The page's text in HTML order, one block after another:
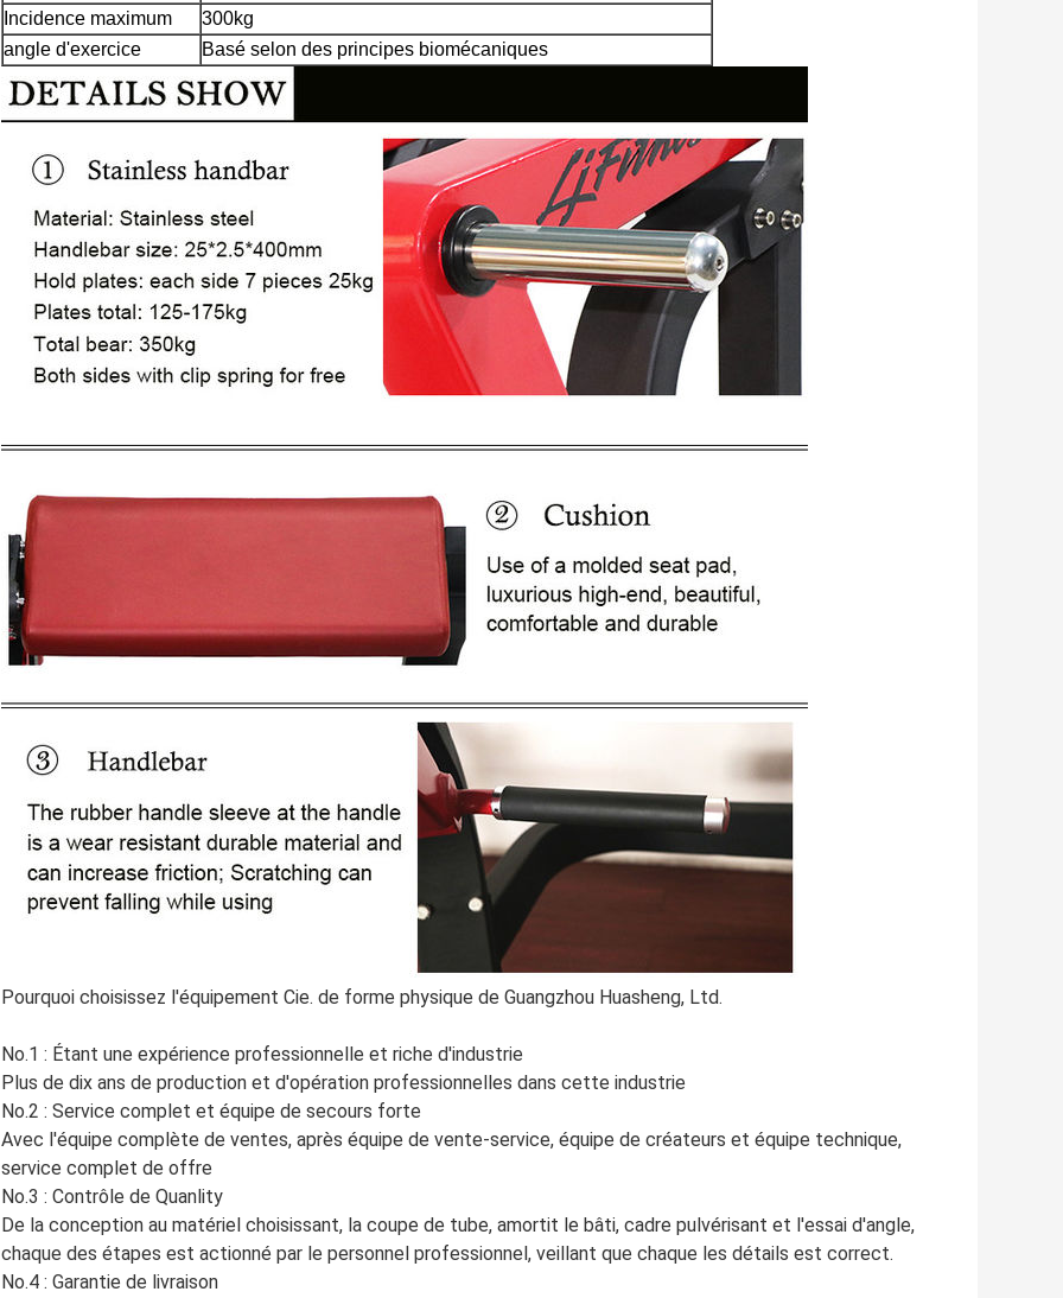
Incidence maximum
300kg
angle d'exercice
Basé selon des principes biomécaniques
Pourquoi choisissez l'équipement Cie. de forme physique de Guangzhou Huasheng, Ltd.
No.1 : Étant une expérience professionnelle et riche d'industrie
Plus de dix ans de production et d'opération professionnelles dans cette industrie
No.2 : Service complet et équipe de secours forte
Avec l'équipe complète de ventes, après équipe de vente-service, équipe de créateurs et équipe technique,
service complet de offre
No.3 : Contrôle de Quanlity
De la conception au matériel choisissant, la coupe de tube, amortit le bâti, cadre pulvérisant et l'essai d'angle,
chaque des étapes est actionné par le personnel professionnel, veillant que chaque les détails est correct.
No.4 : Garantie de livraison